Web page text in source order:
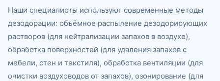
Наши специалисты используют современные методы
дезодорации: объёмное распыление дезодорирующих
растворов (для нейтрализации запахов в воздухе),
обработка поверхностей (для удаления запахов с
мебели, стен и текстиля), обработка вентиляции (для
очистки воздуховодов от запахов), озонирование (для